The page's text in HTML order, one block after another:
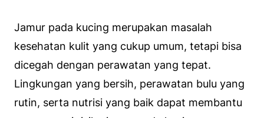
Jamur pada kucing merupakan masalah
kesehatan kulit yang cukup umum, tetapi bisa
dicegah dengan perawatan yang tepat.
Lingkungan yang bersih, perawatan bulu yang
rutin, serta nutrisi yang baik dapat membantu